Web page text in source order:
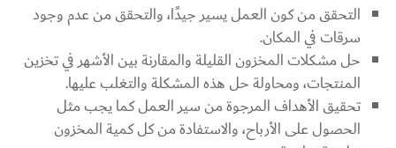
التحقق من كون العمل يسير جيدًا، والتحقق من عدم وجود
سرقات في المكان.
حل مشكلات المخزون القليلة والمقارنة بين الأشهر في تخزين
المنتجات، ومحاولة حل هذه المشكلة والتغلب عليها.
تحقيق الأهداف المرجوة من سير العمل كما يجب مثل
الحصول على الأرباح، والاستفادة من كل كمية المخزون